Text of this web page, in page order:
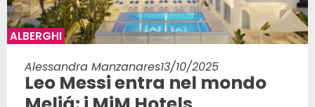
ALBERGHI
Alessandra Manzanares13/10/2025
Leo Messi entra nel mondo